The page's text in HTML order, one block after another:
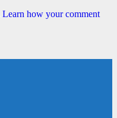
Learn how your comment